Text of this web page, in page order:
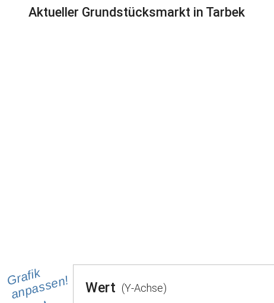
Aktueller Grundstücksmarkt in Tarbek
Grafik
anpassen! Wert (Y-Achse)